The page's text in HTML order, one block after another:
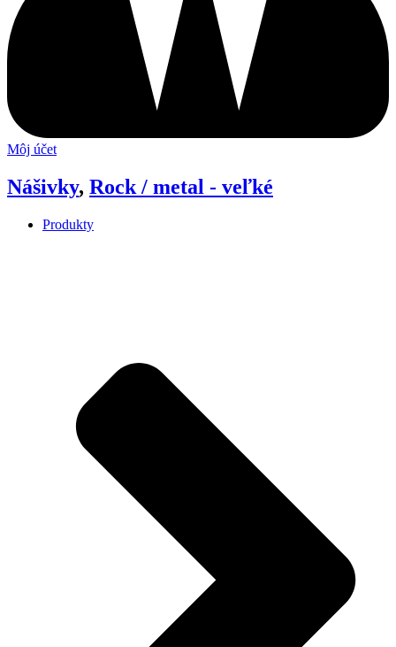
Môj účet
Nášivky, Rock / metal - veľké
Produkty